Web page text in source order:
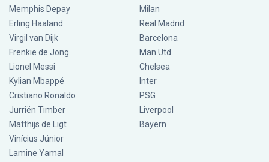
Memphis Depay
Erling Haaland
Virgil van Dijk
Frenkie de Jong
Lionel Messi
Kylian Mbappé
Cristiano Ronaldo
Jurriën Timber
Matthijs de Ligt
Vinícius Júnior
Lamine Yamal
Milan
Real Madrid
Barcelona
Man Utd
Chelsea
Inter
PSG
Liverpool
Bayern